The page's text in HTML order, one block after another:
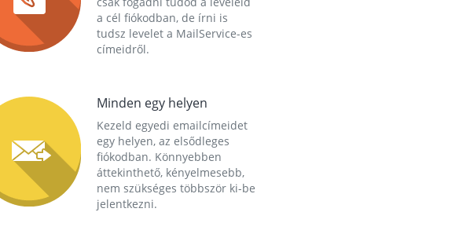
a cél fiókodban, de írni is
tudsz levelet a MailService-es
címeidről.
Minden egy helyen
Kezeld egyedi emailcímeidet
egy helyen, az elsődleges
fiókodban. Könnyebben
áttekinthető, kényelmesebb,
nem szükséges többször ki-be
jelentkezni.